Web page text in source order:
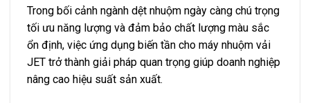
Trong bối cảnh ngành dệt nhuộm ngày càng chú trọng
tối ưu năng lượng và đảm bảo chất lượng màu sắc
ổn định, việc ứng dụng biến tần cho máy nhuộm vải
JET trở thành giải pháp quan trọng giúp doanh nghiệp
nâng cao hiệu suất sản xuất.